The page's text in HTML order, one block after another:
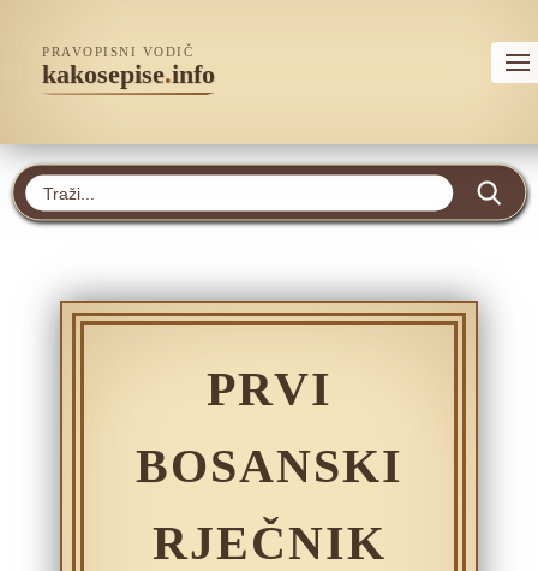
PRAVOPISNI VODIČ
kakosepise.info
PRVI
BOSANSKI
RJEČNIK